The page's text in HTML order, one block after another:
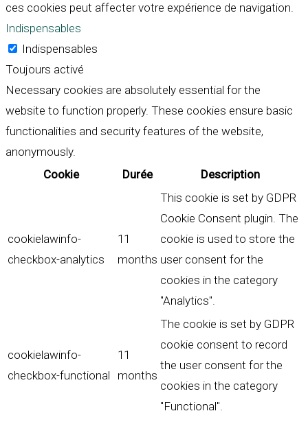
ces cookies peut affecter votre expérience de navigation.
Indispensables
Indispensables
Toujours activé
Necessary cookies are absolutely essential for the
website to function properly. These cookies ensure basic
functionalities and security features of the website,
anonymously.
Cookie
Durée Description
cookielawinfo-
checkbox-analytics
11
months
This cookie is set by GDPR
Cookie Consent plugin. The
cookie is used to store the
user consent for the
cookies in the category
"Analytics".
cookielawinfo-
checkbox-functional
11
months
The cookie is set by GDPR
cookie consent to record
the user consent for the
cookies in the category
"Functional".